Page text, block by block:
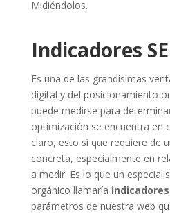
Midiéndolos.
Indicadores
Es una de las grandísimas
digital y del posicionamiento
puede medirse para
optimización se encuentra en
claro, esto sí que requiere de
concreta, especialmente en
a medir. Es lo que un
orgánico llamaría indicadores
parámetros de nuestra web